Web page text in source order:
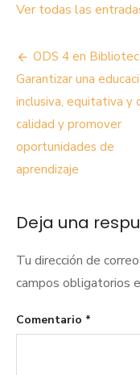
Ver todas las
de
entradas
ODS 4 en
Garantizar una
inclusiva, equitativa y
calidad y promover
oportunidades de
aprendizaje
Deja una
Tu dirección de
campos obligatorios
Comentario *